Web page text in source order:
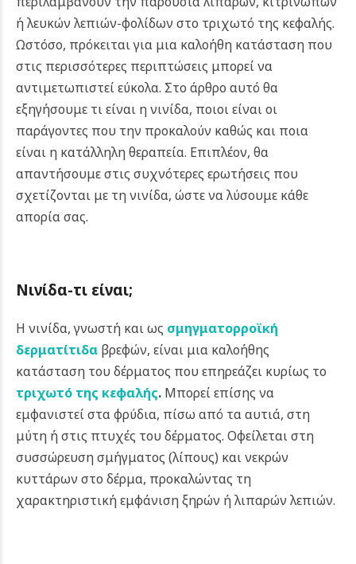
ή λευκών λεπιών-φολίδων στο τριχωτό της κεφαλής.
Ωστόσο, πρόκειται για μια καλοήθη κατάσταση που
στις περισσότερες περιπτώσεις μπορεί να
αντιμετωπιστεί εύκολα. Στο άρθρο αυτό θα
εξηγήσουμε τι είναι η νινίδα, ποιοι είναι οι
παράγοντες που την προκαλούν καθώς και ποια
είναι η κατάλληλη θεραπεία. Επιπλέον, θα
απαντήσουμε στις συχνότερες ερωτήσεις που
σχετίζονται με τη νινίδα, ώστε να λύσουμε κάθε
απορία σας.
Νινίδα-τι είναι;
Η νινίδα, γνωστή και ως σμηγματορροϊκή
δερματίτιδα βρεφών, είναι μια καλοήθης
κατάσταση του δέρματος που επηρεάζει κυρίως το
τριχωτό της κεφαλής. Μπορεί επίσης να
εμφανιστεί στα φρύδια, πίσω από τα αυτιά, στη
μύτη ή στις πτυχές του δέρματος. Οφείλεται στη
συσσώρευση σμήγματος (λίπους) και νεκρών
κυττάρων στο δέρμα, προκαλώντας τη
χαρακτηριστική εμφάνιση ξηρών ή λιπαρών λεπιών.